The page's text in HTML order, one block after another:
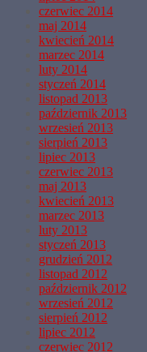
czerwiec 2014
maj 2014
kwiecień 2014
marzec 2014
luty 2014
styczeń 2014
listopad 2013
październik 2013
wrzesień 2013
sierpień 2013
lipiec 2013
czerwiec 2013
maj 2013
kwiecień 2013
marzec 2013
luty 2013
styczeń 2013
grudzień 2012
listopad 2012
październik 2012
wrzesień 2012
sierpień 2012
lipiec 2012
czerwiec 2012